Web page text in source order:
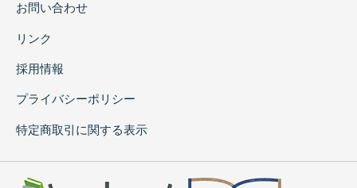
お問い合わせ
リンク
採用情報
プライバシーポリシー
特定商取引に関する表示